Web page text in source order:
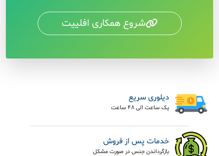
شروع همکاری افلییت
دیلوری سریع
یک ساعت الی 48 ساعت
خدمات پس از فروش
بازگرداندن جنس در صورت مشکل